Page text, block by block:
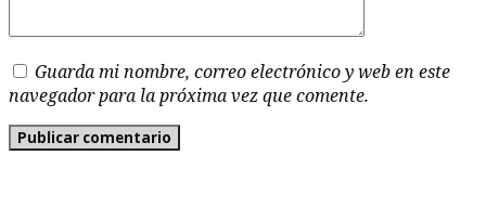
Guarda mi nombre, correo electrónico y web en este
navegador para la próxima vez que comente.